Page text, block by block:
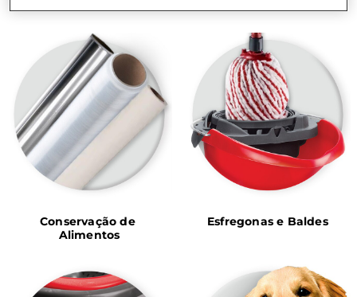
Conservação de
Alimentos
Esfregonas e Baldes